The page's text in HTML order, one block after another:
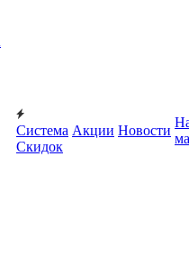
Система
Скидок
Акции Новости